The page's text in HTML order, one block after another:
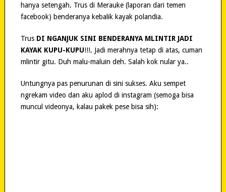
hanya setengah. Trus di Merauke (laporan dari temen
facebook) benderanya kebalik kayak polandia.
Trus DI NGANJUK SINI BENDERANYA MLINTIR JADI
KAYAK KUPU-KUPU!!!. Jadi merahnya tetap di atas, cuman
mlintir gitu. Duh malu-maluin deh. Salah kok nular ya..
Untungnya pas penurunan di sini sukses. Aku sempet
ngrekam video dan aku aplod di instagram (semoga bisa
muncul videonya, kalau pakek pese bisa sih):